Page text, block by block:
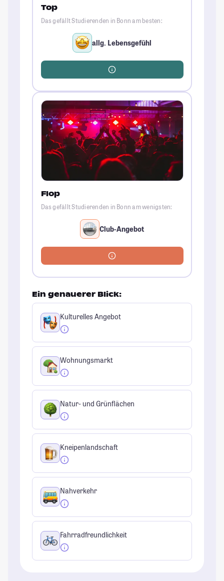
Top
Das gefällt Studierenden in Bonn am besten:
allg. Lebensgefühl
Flop
Das gefällt Studierenden in Bonn am wenigsten:
Club-Angebot
Ein genauerer Blick:
Kulturelles Angebot
Wohnungsmarkt
Natur- und Grünflächen
Kneipenlandschaft
Nahverkehr
Fahrradfreundlichkeit